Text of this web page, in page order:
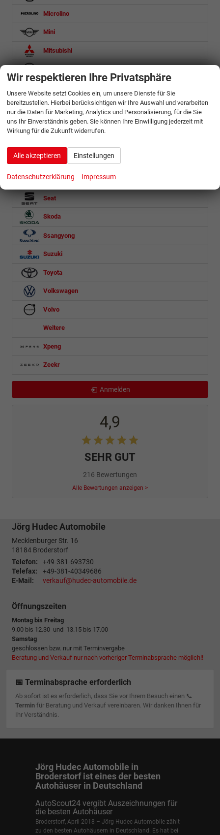
Microlino
Mini
Mitsubishi
Opel
Ora
Renault
Seat
Skoda
Ssangyong
Suzuki
Toyota
Volkswagen
Volvo
Weitere
Xpeng
Zeekr
Anmelden
4,9
SEHR GUT
216 Bewertungen
Alle Bewertungen anzeigen >
Jörg Hudec Automobile
Mecklenburger Str. 16
18184 Broderstorf
Telefon:
+49-381-693730
Telefax:
+49-381-40349686
E-Mail:
verkauf@hudec-automobile.de
Öffnungszeiten
Montag bis Freitag
9.00 bis 12.30 und 13.15 bis 17.00
Samstag
geschlossen bzw. nur mit Terminvergabe
Beratung und Verkauf nur nach vorheriger Terminabsprache möglich!!
📅 Terminabsprache erforderlich
Ab sofort ist es erforderlich, dass Sie vor Ihrem Besuch einen 📞
Terminfür Beratung und Verkauf vereinbaren. Wir danken Ihnen für
Ihr Verständnis.
Jörg Hudec Automobile in
Broderstorf ist eines der besten
Autohäuser in Deutschland
AutoScout24 vergibt Auszeichnungen für
die besten Autohäuser
Broderstorf, April 2018 – Jörg Hudec Automobile zählt
zu den besten Autohäusern in Deutschland. Es hat bei
Wir respektieren Ihre Privatsphäre
Unsere Website setzt Cookies ein, um unsere Dienste für Sie
bereitzustellen. Hierbei berücksichtigen wir Ihre Auswahl und verarbeiten
nur die Daten für Marketing, Analytics und Personalisierung, für die Sie
uns Ihr Einverständnis geben. Sie können Ihre Einwilligung jederzeit mit
Wirkung für die Zukunft widerrufen.
Alle akzeptieren Einstellungen
Datenschutzerklärung Impressum